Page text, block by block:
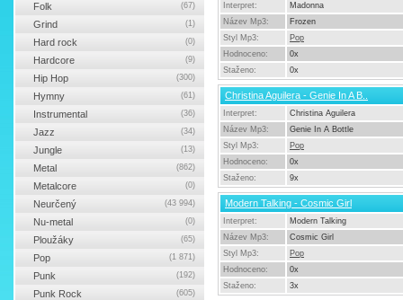
Interpret:
Madonna
Název Mp3:
Frozen
Styl Mp3:
Pop
Hodnoceno:
0x
Staženo:
0x
Christina Aguilera - Genie In A B..
Interpret:
Christina Aguilera
Název Mp3:
Genie In A Bottle
Styl Mp3:
Pop
Hodnoceno:
0x
Staženo:
9x
Modern Talking - Cosmic Girl
Interpret:
Modern Talking
Název Mp3:
Cosmic Girl
Styl Mp3:
Pop
Hodnoceno:
0x
Staženo:
3x
Folk (67)
Grind (1)
Hard rock (0)
Hardcore (9)
Hip Hop (300)
Hymny (61)
Instrumental (36)
Jazz (34)
Jungle (13)
Metal (862)
Metalcore (0)
Neurčený (43 994)
Nu-metal (0)
Ploužáky (65)
Pop (1 871)
Punk (192)
Punk Rock (605)